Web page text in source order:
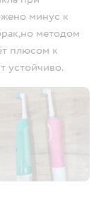
минус к
методом
плюсом к
устойчиво.